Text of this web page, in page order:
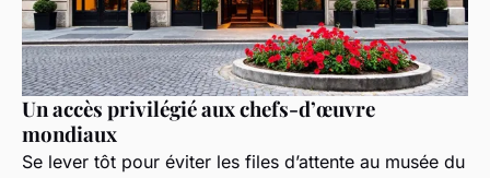
Un accès privilégié aux chefs-d’œuvre
mondiaux
Se lever tôt pour éviter les files d’attente au musée du